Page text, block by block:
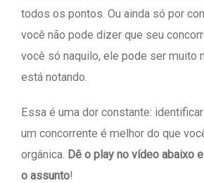
todos os pontos. Ou ainda só por
você não pode dizer que seu
você só naquilo, ele pode ser muito
está notando.
Essa é uma dor constante:
um concorrente é melhor do que
orgânica. Dê o play no vídeo abaixo
o assunto!